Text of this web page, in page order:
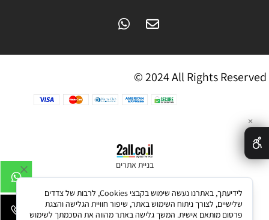
© 2024 All Rights Reserved
בניית אתרים
✕
לידיעתך, באתרנו נעשה שימוש בקבצי Cookies, לרבות של צדדים
שלישיים, לצורך ניתוח השימוש באתר, שיפור חוויית הגלישה והצגת
פרסום מותאם אישית. המשך גלישה באתר מהווה את הסכמתך לשימוש